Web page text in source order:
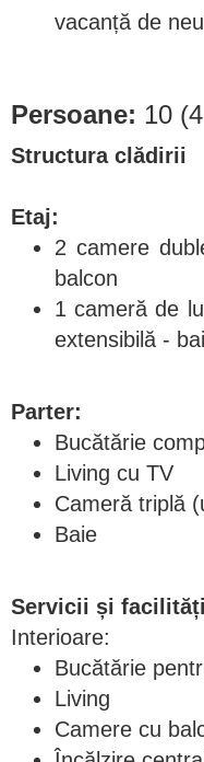
vacanță de
Persoane: 10
Structura clădirii
Etaj:
2 camere
balcon
1 cameră de
extensibilă -
Parter:
Bucătărie
Living cu TV
Cameră triplă
Baie
Servicii și facilități
Interioare:
Bucătărie
Living
Camere cu